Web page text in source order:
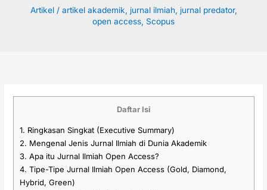
Artikel/ artikel akademik jurnal ilmiah jurnal predator,
open access Scopus
Daftar Isi
1. Ringkasan Singkat (Executive Summary)
2. Mengenal Jenis Jurnal Ilmiah di Dunia Akademik
3. Apa itu Jurnal Ilmiah Open Access?
4. Tipe-Tipe Jurnal Ilmiah Open Access (Gold, Diamond,
Hybrid, Green)